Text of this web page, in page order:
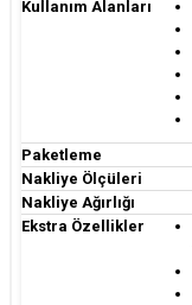
Kullanım Alanları
Paketleme
Nakliye Ölçüleri
Nakliye Ağırlığı
Ekstra Özellikler